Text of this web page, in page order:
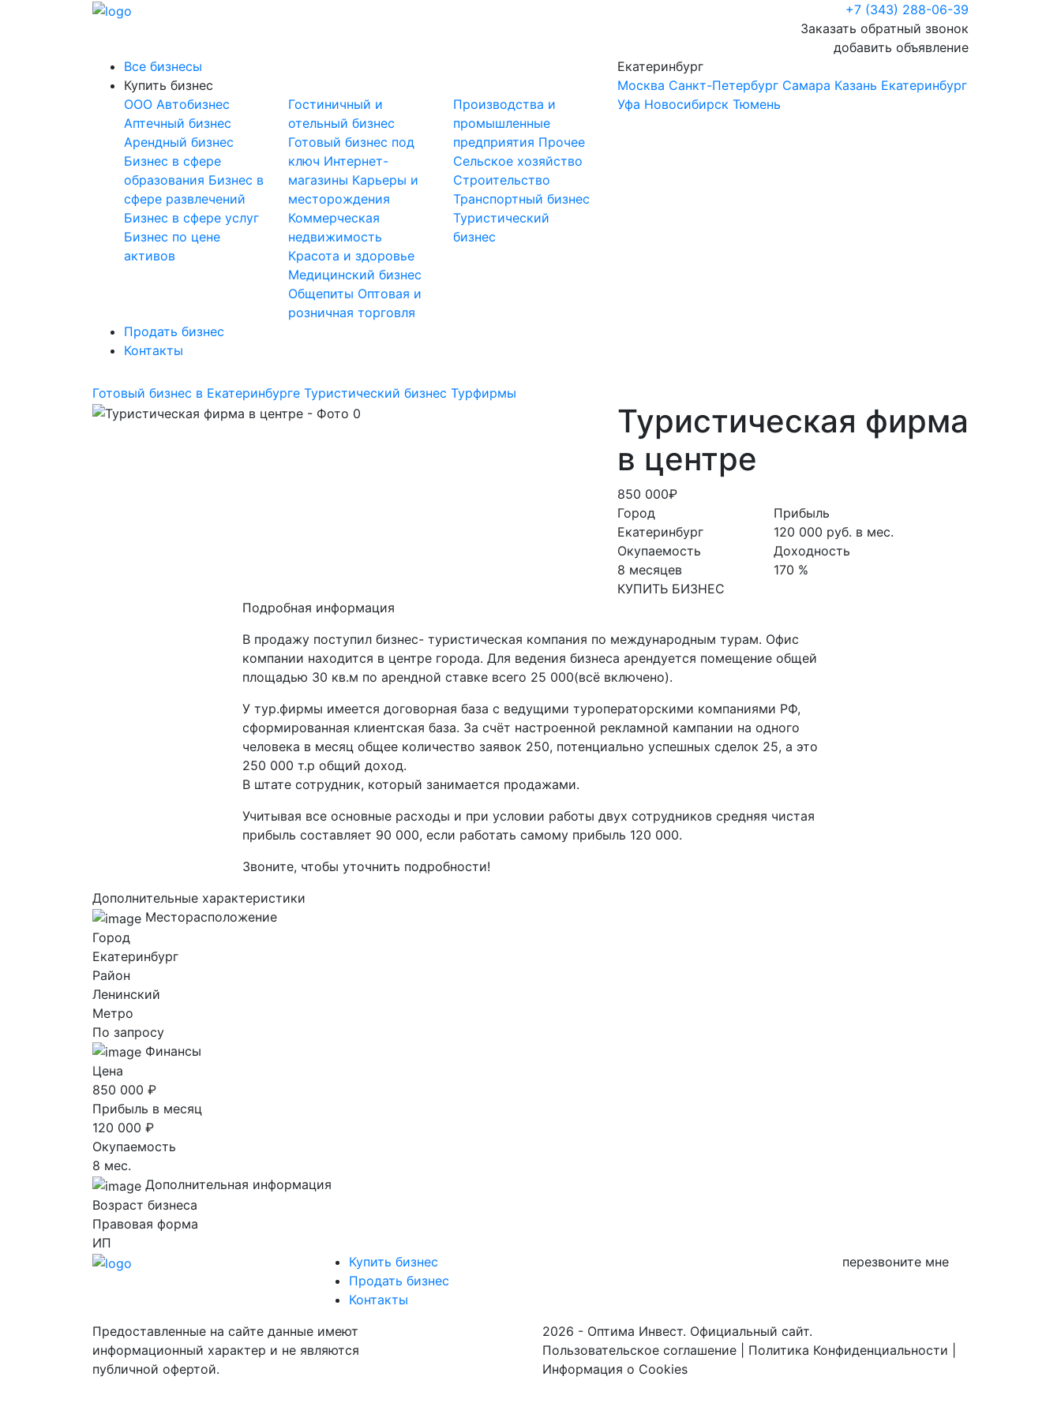
+7 (343) 288-06-39
Заказать обратный звонок
добавить объявление
Все бизнесы
Купить бизнес
OOO Автобизнес
Аптечный бизнес
Арендный бизнес
Бизнес в сфере
образования Бизнес в
сфере развлечений
Бизнес в сфере услуг
Бизнес по цене
активов
Гостиничный и
отельный бизнес
Готовый бизнес под
ключ Интернет-
магазины Карьеры и
месторождения
Коммерческая
недвижимость
Красота и здоровье
Медицинский бизнес
Общепиты Оптовая и
розничная торговля
Производства и
промышленные
предприятия Прочее
Сельское хозяйство
Строительство
Транспортный бизнес
Туристический
бизнес
Продать бизнес
Контакты
Екатеринбург
Москва Санкт-Петербург Самара Казань Екатеринбург
Уфа Новосибирск Тюмень
Готовый бизнес в Екатеринбурге Туристический бизнес Турфирмы
Туристическая фирма
в центре
850 000₽
Город
Екатеринбург
Окупаемость
8 месяцев
КУПИТЬ БИЗНЕС
Прибыль
120 000 руб. в мес.
Доходность
170 %
Подробная информация
В продажу поступил бизнес- туристическая компания по международным турам. Офис
компании находится в центре города. Для ведения бизнеса арендуется помещение общей
площадью 30 кв.м по арендной ставке всего 25 000(всё включено).
У тур.фирмы имеется договорная база с ведущими туроператорскими компаниями РФ,
сформированная клиентская база. За счёт настроенной рекламной кампании на одного
человека в месяц общее количество заявок 250, потенциально успешных сделок 25, а это
250 000 т.р общий доход.
В штате сотрудник, который занимается продажами.
Учитывая все основные расходы и при условии работы двух сотрудников средняя чистая
прибыль составляет 90 000, если работать самому прибыль 120 000.
Звоните, чтобы уточнить подробности!
Дополнительные характеристики
Месторасположение
Город
Екатеринбург
Район
Ленинский
Метро
По запросу
Финансы
Цена
850 000 ₽
Прибыль в месяц
120 000 ₽
Окупаемость
8 мес.
Дополнительная информация
Возраст бизнеса
Правовая форма
ИП
Купить бизнес
Продать бизнес
Контакты
перезвоните мне
Предоставленные на сайте данные имеют
информационный характер и не являются
публичной офертой.
2026 - Оптима Инвест. Официальный сайт.
Пользовательское соглашение
Политика Конфиденциальности
Информация о Cookies